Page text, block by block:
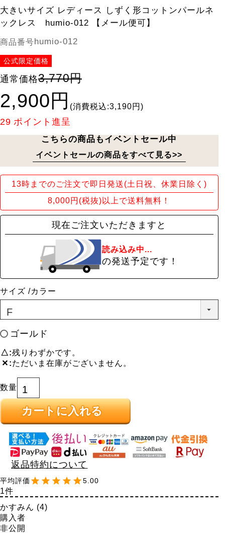
大きいサイズ レディース しずく形コットンパールネ
ックレス humio-012 【メール便可】
商品番号humio-012
公式限定価格
通常価格3,770円
2,900円 (消費税込:3,190円)
29 ポイント進呈
こちらの商品もイベントセール中
イベントセールの商品をすべて見る>>
13時までのご注文で即日発送(土日祝、休業日除く)
8,000円(税抜)以上で送料無料！
現在ご注文いただきますと
読み込み中...
の発送予定です！
サイズ カラー
ゴールド
△ 残りわずかです。
✕ ただいま在庫がございません。
カートに入れる
返品特約について
5.00
1
かすみん
4
購入者
非公開